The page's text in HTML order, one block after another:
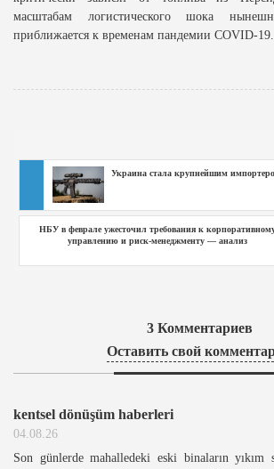
масштабам логистического шока
приближается к временам пандемии COVID-19.
Украина стала крупнейшим
НБУ в феврале ужесточил требования к
управлению и риск-менеджменту — анализ
3Комментариев
Оставить свой
kentsel dönüşüm haberleri
04.08.26
Son günlerde mahalledeki eski binaların